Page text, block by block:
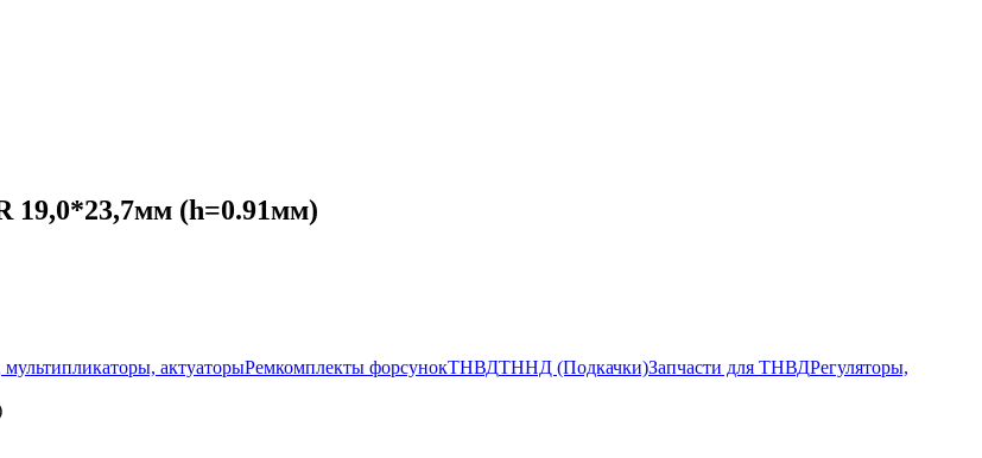
19,0*23,7мм (h=0.91мм)
актуаторыРемкомплекты форсунокТНВДТННД (Подкачки)Запчасти для ТНВДРегуляторы,